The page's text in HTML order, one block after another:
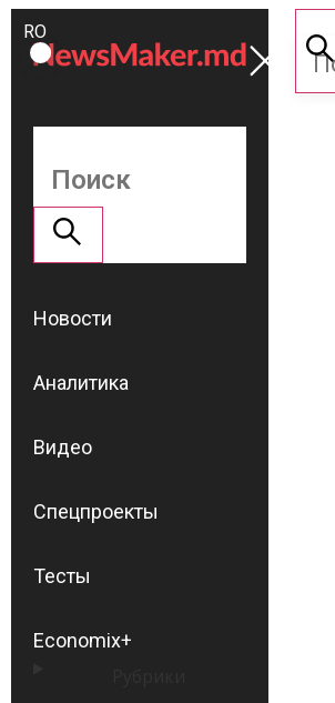
ROMÂNĂ
RU
Поддержать
NM
Новости
Аналитика
Видео
Спецпроекты
Тесты
Economix+